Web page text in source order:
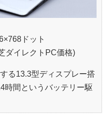
ドット
ダイレクトPC価格)
る13.3型ディスプレー搭
時間というバッテリー駆